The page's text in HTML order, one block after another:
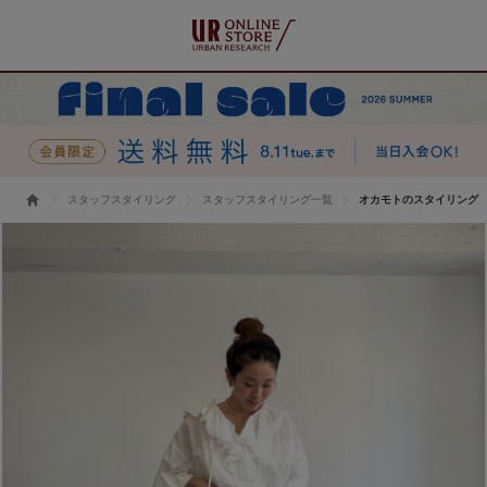
スタッフスタイリング スタッフスタイリング一覧 オカモトのスタイリング